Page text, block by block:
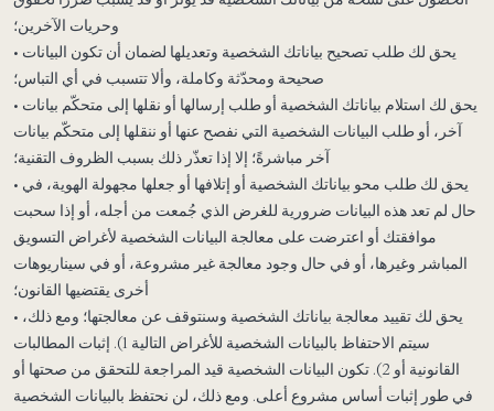
وحريات الآخرين؛
• يحق لك طلب تصحيح بياناتك الشخصية وتعديلها لضمان أن تكون البيانات
صحيحة ومحدّثة وكاملة، وألا تتسبب في أي التباس؛
• يحق لك استلام بياناتك الشخصية أو طلب إرسالها أو نقلها إلى متحكّم بيانات
آخر، أو طلب البيانات الشخصية التي نفصح عنها أو ننقلها إلى متحكّم بيانات
آخر مباشرةً؛ إلا إذا تعذّر ذلك بسبب الظروف التقنية؛
• يحق لك طلب محو بياناتك الشخصية أو إتلافها أو جعلها مجهولة الهوية، في
حال لم تعد هذه البيانات ضرورية للغرض الذي جُمعت من أجله، أو إذا سحبت
موافقتك أو اعترضت على معالجة البيانات الشخصية لأغراض التسويق
المباشر وغيرها، أو في حال وجود معالجة غير مشروعة، أو في سيناريوهات
أخرى يقتضيها القانون؛
• يحق لك تقييد معالجة بياناتك الشخصية وسنتوقف عن معالجتها؛ ومع ذلك،
سيتم الاحتفاظ بالبيانات الشخصية للأغراض التالية 1). إثبات المطالبات
القانونية أو 2). تكون البيانات الشخصية قيد المراجعة للتحقق من صحتها أو
في طور إثبات أساس مشروع أعلى. ومع ذلك، لن نحتفظ بالبيانات الشخصية